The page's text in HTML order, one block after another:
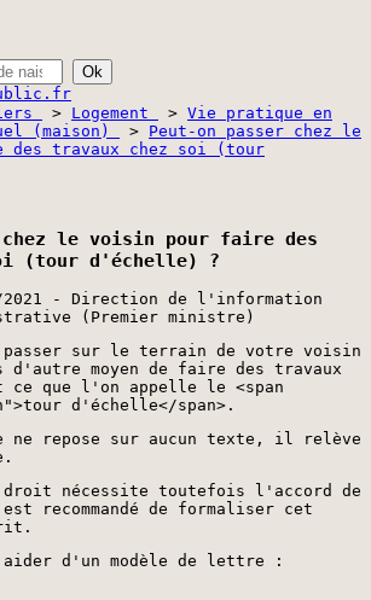
> Logement > Vie pratique en
(maison)
> Peut-on passer chez le
travaux chez soi (tour
chez le voisin pour faire des
(tour d'échelle) ?
- Direction de l'information
(Premier ministre)
passer sur le terrain de votre voisin
moyen de faire des travaux
ce que l'on appelle le <span
d'échelle</span>.
ne repose sur aucun texte, il relève
droit nécessite toutefois l'accord de
recommandé de formaliser cet
aider d'un modèle de lettre :